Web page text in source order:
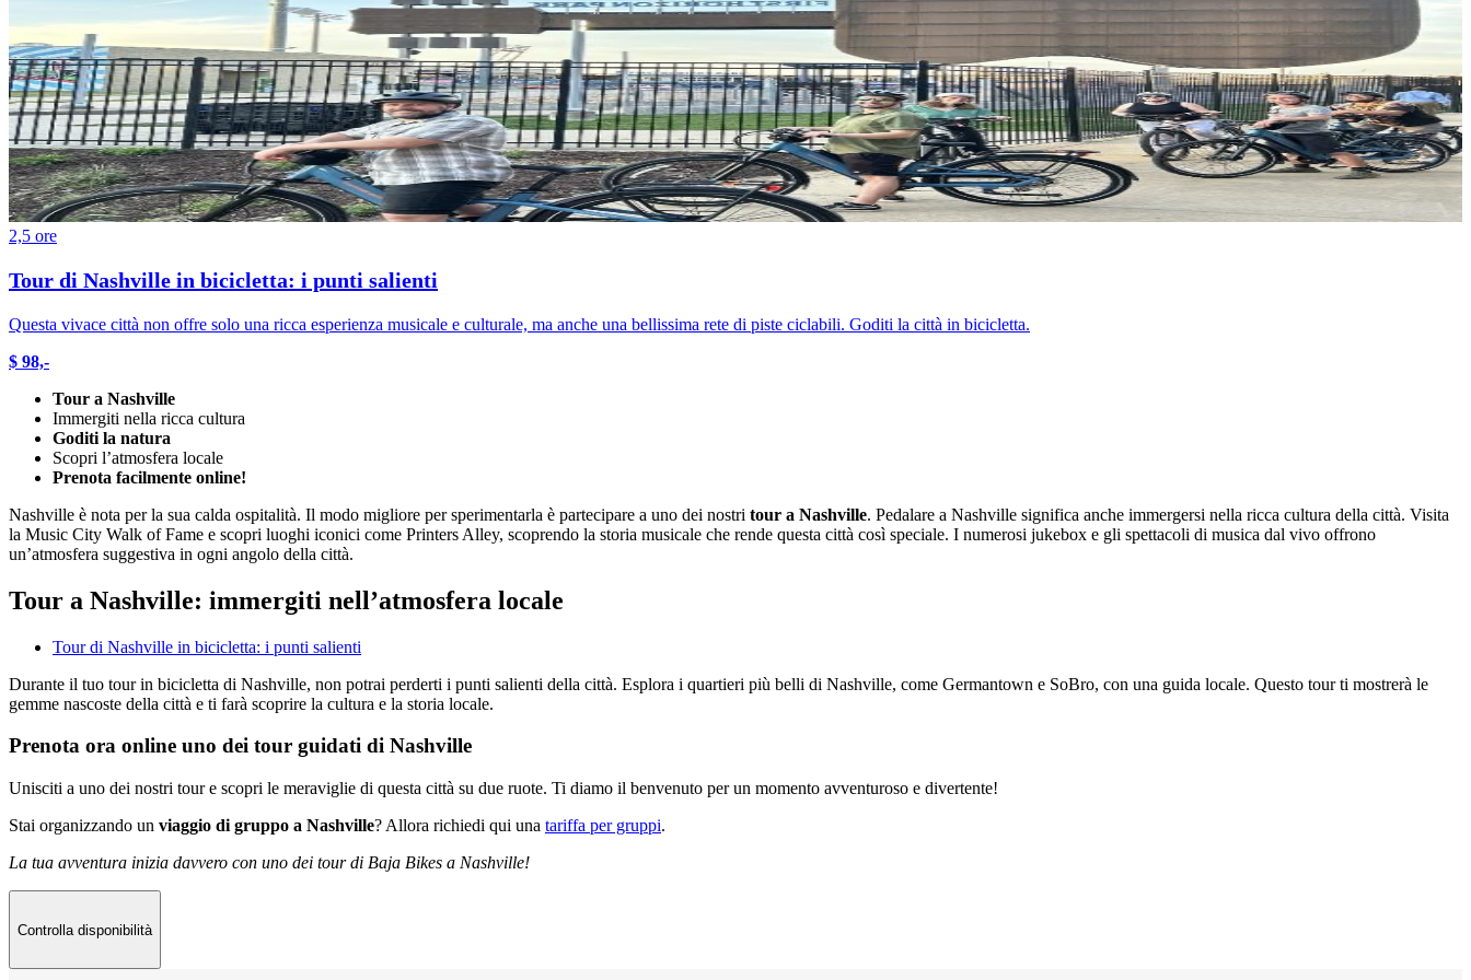
2,5 ore
Tour di Nashville in bicicletta: i punti salienti
Questa vivace città non offre solo una ricca esperienza musicale e culturale, ma anche una bellissima rete di piste ciclabili. Goditi la città in bicicletta.
$ 98,-
Tour a Nashville
Immergiti nella ricca cultura
Goditi la natura
Scopri l’atmosfera locale
Prenota facilmente online!
Nashville è nota per la sua calda ospitalità. Il modo migliore per sperimentarla è partecipare a uno dei nostri tour a Nashville. Pedalare a Nashville significa anche immergersi nella ricca cultura della città. Visita
la Music City Walk of Fame e scopri luoghi iconici come Printers Alley, scoprendo la storia musicale che rende questa città così speciale. I numerosi jukebox e gli spettacoli di musica dal vivo offrono
un’atmosfera suggestiva in ogni angolo della città.
Tour a Nashville: immergiti nell’atmosfera locale
Tour di Nashville in bicicletta: i punti salienti
Durante il tuo tour in bicicletta di Nashville, non potrai perderti i punti salienti della città. Esplora i quartieri più belli di Nashville, come Germantown e SoBro, con una guida locale. Questo tour ti mostrerà le
gemme nascoste della città e ti farà scoprire la cultura e la storia locale.
Prenota ora online uno dei tour guidati di Nashville
Unisciti a uno dei nostri tour e scopri le meraviglie di questa città su due ruote. Ti diamo il benvenuto per un momento avventuroso e divertente!
Stai organizzando un viaggio di gruppo a Nashville? Allora richiedi qui una tariffa per gruppi.
La tua avventura inizia davvero con uno dei tour di Baja Bikes a Nashville!
Controlla disponibilità